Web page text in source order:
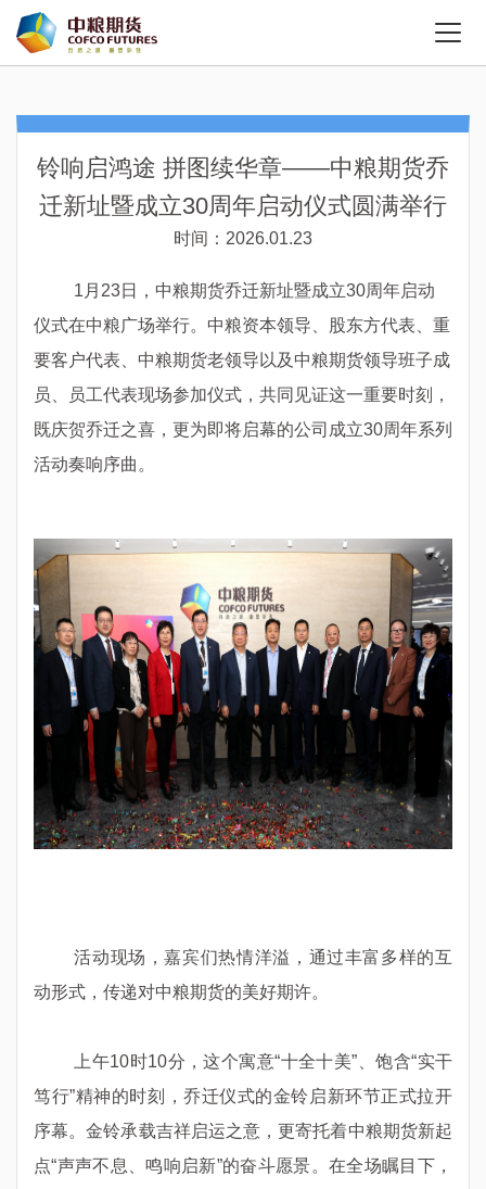
铃响启鸿途 拼图续华章——中粮期货乔
迁新址暨成立30周年启动仪式圆满举行
时间：2026.01.23
1月23日，中粮期货乔迁新址暨成立30周年启动
仪式在中粮广场举行。中粮资本领导、股东方代表、重
要客户代表、中粮期货老领导以及中粮期货领导班子成
员、员工代表现场参加仪式， 共同见证这一重要时刻，
既庆贺乔迁之喜，更为即将启幕的公司成立30周年系列
活动奏响序曲。
活动现场，嘉宾们热情洋溢，通过丰富多样的互
动形式，传递对中粮期货的美好期许。
上午10时10分，这个寓意“十全十美” 、饱含“实干
笃行”精神的时刻，乔迁仪式的金铃 启新环节正式拉开
序幕。金铃承载吉祥启运之意，更寄托着中粮期货新起
点“声声不息、鸣响启新”的奋斗愿景。在全场瞩目下，